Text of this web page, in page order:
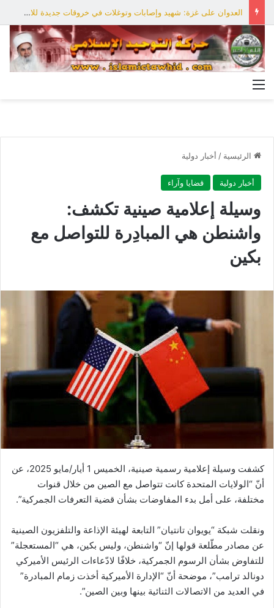
العدوان على غزة: شهيد وإصابات وتوغلات في خروقات جديدة للاحتلال
الرئيسية / أخبار دولية
أخبار دولية قضايا وآراء
وسيلة إعلامية صينية تكشف:
واشنطن هي المبادِرة للتواصل مع
بكين
كشفت وسيلة إعلامية رسمية صينية، الخميس 1 أيار/مايو 2025، عن
أنّ “الولايات المتحدة كانت تتواصل مع الصين من خلال قنوات
مختلفة، على أمل بدء المفاوضات بشأن قضية التعرفات الجمركية”.
ونقلت شبكة “يويوان تانتيان” التابعة لهيئة الإذاعة والتلفزيون الصينية
عن مصادر مطّلعة قولها إنّ “واشنطن، وليس بكين، هي “المستعجلة”
للتفاوض بشأن الرسوم الجمركية، خلافًا لادّعاءات الرئيس الأميركي
دونالد ترامب”، موضحة أنّ “الإدارة الأميركية أخذت زمام المبادرة”
في العديد من الاتصالات الثنائية بينها وبين الصين”.